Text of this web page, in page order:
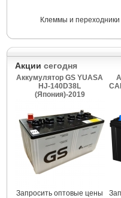
Клеммы и переходники
Акции сегодня
Аккумулятор GS YUASA
HJ-140D38L
(Япония)-2019
Запросить оптовые цены